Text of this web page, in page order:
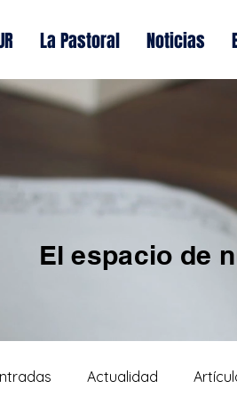
La Pastoral Noticias
El espacio de
Actualidad